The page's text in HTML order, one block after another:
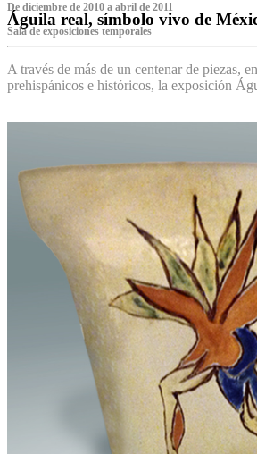
De diciembre de 2010 a abril de 2011
Águila real, símbolo vivo de
Sala de exposiciones temporales
A través de más de un centenar de piezas,
prehispánicos e históricos, la exposición